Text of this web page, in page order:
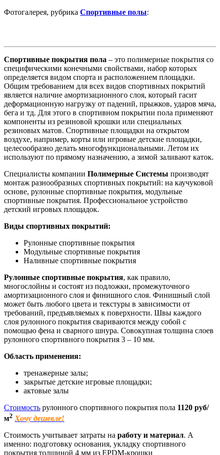
Фотогалерея, рубрика Спортивные полы:
Спортивные покрытия пола – это полимерные покрытия со
специфическими конечными свойствами, набор которых
определяется видом спорта и расположением площадки.
Общим требованием для всех видов спортивных покрытий
является наличие амортизационного слоя, который гасит
деформационную нагрузку от падений, прыжков, ударов мяча,
бега и тд. Для этого в спортивном покрытии пола применяют
компоненты из резиновой крошки или специальных
резиновых матов. Спортивные площадки на открытом
воздухе, например, корты или игровые детские площадки,
целесообразно делать многофункциональными. Летом их
используют по прямому назначению, а зимой заливают каток.
Специалисты компании Полимерные Системы производят
монтаж разнообразных спортивных покрытий: на каучуковой
основе, рулонные спортивные покрытия, модульные
спортивные покрытия. Профессиональное устройство
детский игровых площадок.
Виды спортивных покрытий:
Рулонные спортивные покрытия
Модульные спортивные покрытия
Наливные спортивные покрытия
Рулонные спортивные покрытия, как правило,
многослойны и состоят из подложки, промежуточного
амортизационного слоя и финишного слоя. Финишный слой
может быть любого цвета и текстуры в зависимости от
требований, предъявляемых к поверхности. Швы каждого
слоя рулонного покрытия свариваются между собой с
помощью фена и сварного шнура. Совокупная толщина слоев
рулонного спортивного покрытия 3 – 10 мм.
Область применения:
тренажерные залы;
закрытые детские игровые площадки;
актовые залы
Стоимость рулонного спортивного покрытия пола 1120 руб/
м2 Хочу дешевле!
Стоимость учитывает затраты на работу и материал. А
именно: подготовку основания, укладку спортивного
покрытия толщиной 4 мм из EPDM-крошки